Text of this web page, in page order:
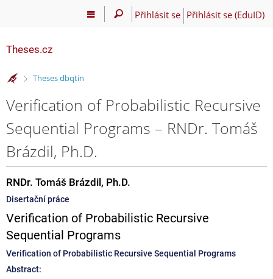
Přihlásit se Přihlásit se (EduID)
Theses.cz
>
Theses dbqtin
Verification of Probabilistic Recursive
Sequential Programs – RNDr. Tomáš
Brázdil, Ph.D.
RNDr. Tomáš Brázdil, Ph.D.
Disertační práce
Verification of Probabilistic Recursive
Sequential Programs
Verification of Probabilistic Recursive Sequential Programs
Abstract: